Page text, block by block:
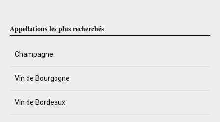
Appellations les plus recherchés
Champagne
Vin de Bourgogne
Vin de Bordeaux